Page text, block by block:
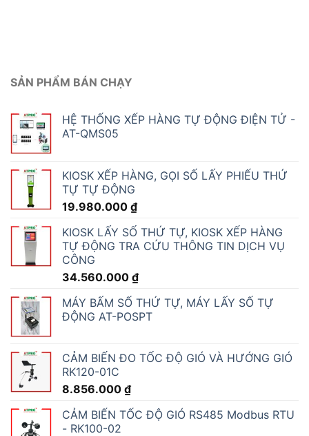
SẢN PHẨM BÁN CHẠY
HỆ THỐNG XẾP HÀNG TỰ ĐỘNG ĐIỆN TỬ -
AT-QMS05
KIOSK XẾP HÀNG, GỌI SỐ LẤY PHIẾU THỨ
TỰ TỰ ĐỘNG
19.980.000 ₫
KIOSK LẤY SỐ THỨ TỰ, KIOSK XẾP HÀNG
TỰ ĐỘNG TRA CỨU THÔNG TIN DỊCH VỤ
CÔNG
34.560.000 ₫
MÁY BẤM SỐ THỨ TỰ, MÁY LẤY SỐ TỰ
ĐỘNG AT-POSPT
CẢM BIẾN ĐO TỐC ĐỘ GIÓ VÀ HƯỚNG GIÓ
RK120-01C
8.856.000 ₫
CẢM BIẾN TỐC ĐỘ GIÓ RS485 Modbus RTU
- RK100-02